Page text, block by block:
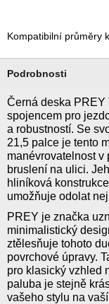
Kompatibilní průměry
Podrobnosti
Černá deska PREY
spojencem pro
a robustností. Se
21,5 palce je tento
manévrovatelnost v
bruslení na ulici.
hliníková
umožňuje odolat
PREY je značka
minimalistický
ztělesňuje tohoto
povrchové úpravy.
pro klasický vzhled
paluba je stejně
vašeho stylu na